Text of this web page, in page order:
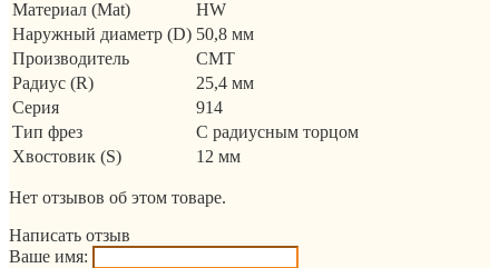
Материал (Mat)
HW
Наружный диаметр (D) 50,8 мм
Производитель
CMT
Радиус (R)
25,4 мм
Серия
914
Тип фрез
С радиусным торцом
Хвостовик (S)
12 мм
Нет отзывов об этом товаре.
Написать отзыв
Ваше имя: